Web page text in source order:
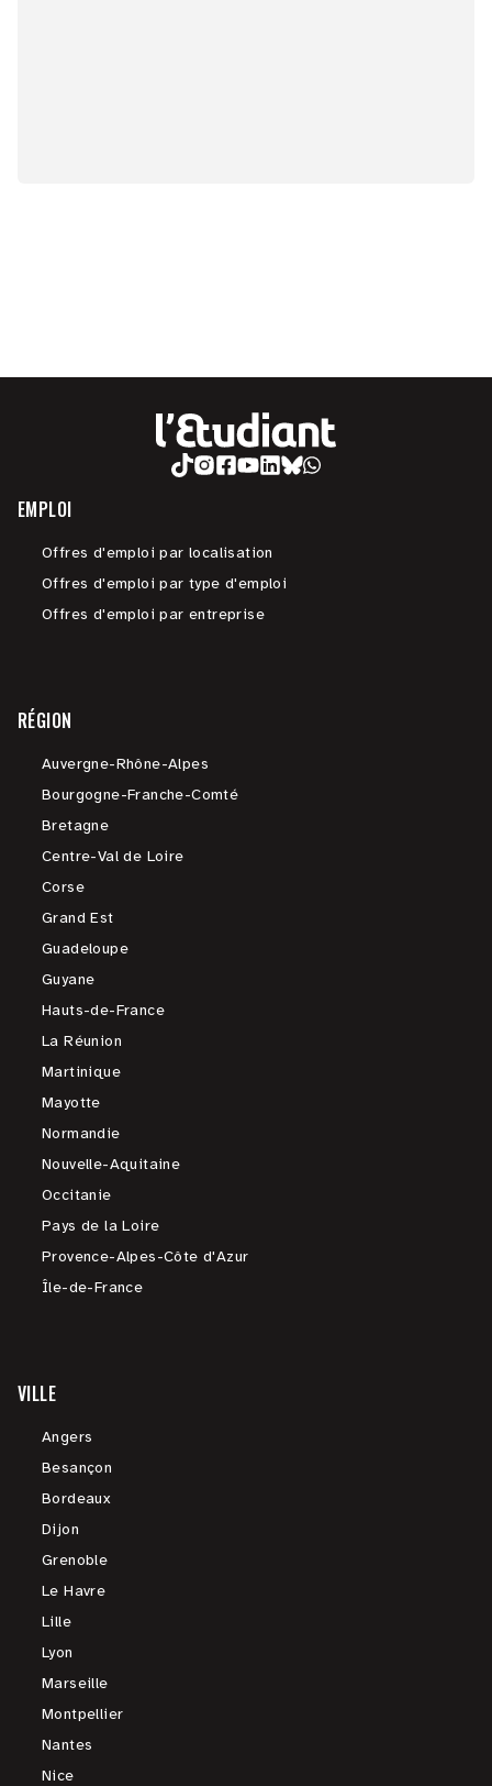
EMPLOI
Offres d'emploi par localisation
Offres d'emploi par type d'emploi
Offres d'emploi par entreprise
RÉGION
Auvergne-Rhône-Alpes
Bourgogne-Franche-Comté
Bretagne
Centre-Val de Loire
Corse
Grand Est
Guadeloupe
Guyane
Hauts-de-France
La Réunion
Martinique
Mayotte
Normandie
Nouvelle-Aquitaine
Occitanie
Pays de la Loire
Provence-Alpes-Côte d'Azur
Île-de-France
VILLE
Angers
Besançon
Bordeaux
Dijon
Grenoble
Le Havre
Lille
Lyon
Marseille
Montpellier
Nantes
Nice